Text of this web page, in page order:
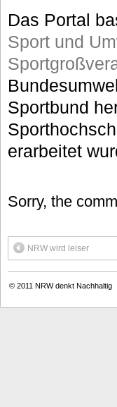
Das Portal
Sport und
Sportbund
erarbeitet
Sorry, the
NRW wird leiser
© 2011 NRW denkt Nachhaltig